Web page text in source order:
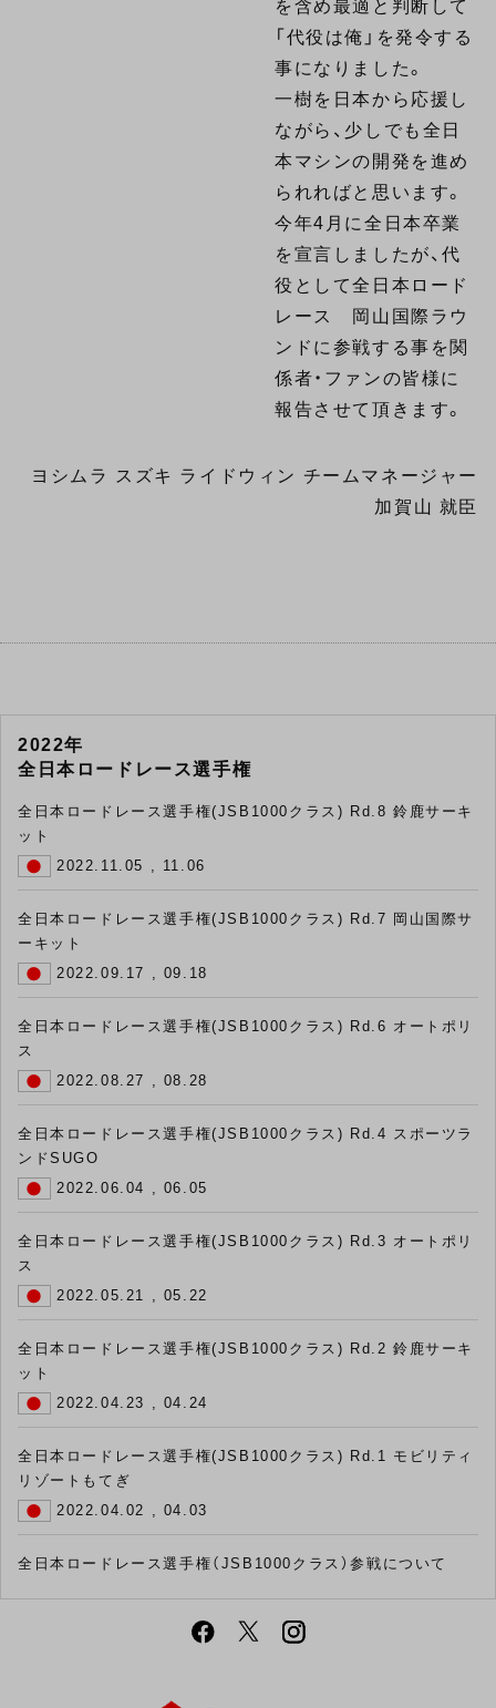
を含め最適と判断して
「代役は俺」を発令する
事になりました。
一樹を日本から応援し
ながら、少しでも全日
本マシンの開発を進め
られればと思います。
今年4月に全日本卒業
を宣言しましたが、代
役として全日本ロード
レース 岡山国際ラウ
ンドに参戦する事を関
係者・ファンの皆様に
報告させて頂きます。
ヨシムラ スズキ ライドウィン チームマネージャー
加賀山 就臣
2022年
全日本ロードレース選手権
全日本ロードレース選手権(JSB1000クラス) Rd.8 鈴鹿サーキ
ット
2022.11.05 , 11.06
全日本ロードレース選手権(JSB1000クラス) Rd.7 岡山国際サ
ーキット
2022.09.17 , 09.18
全日本ロードレース選手権(JSB1000クラス) Rd.6 オートポリ
ス
2022.08.27 , 08.28
全日本ロードレース選手権(JSB1000クラス) Rd.4 スポーツラ
ンドSUGO
2022.06.04 , 06.05
全日本ロードレース選手権(JSB1000クラス) Rd.3 オートポリ
ス
2022.05.21 , 05.22
全日本ロードレース選手権(JSB1000クラス) Rd.2 鈴鹿サーキ
ット
2022.04.23 , 04.24
全日本ロードレース選手権(JSB1000クラス) Rd.1 モビリティ
リゾートもてぎ
2022.04.02 , 04.03
全日本ロードレース選手権（JSB1000クラス）参戦について